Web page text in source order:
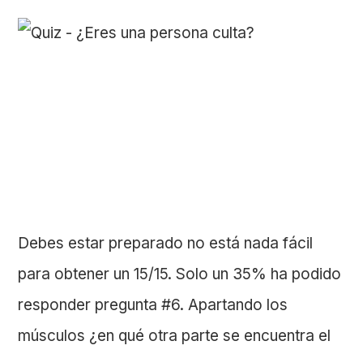
Debes estar preparado no está nada fácil
para obtener un 15/15. Solo un 35% ha podido
responder pregunta #6. Apartando los
músculos ¿en qué otra parte se encuentra el